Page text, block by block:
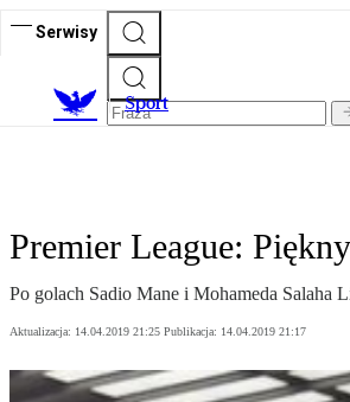
Serwisy
Sport
Premier League:
Po golach Sadio Mane i Mohameda Salaha
Aktualizacja: 14.04.2019 21:25 Publikacja: 14.04.2019 21:17